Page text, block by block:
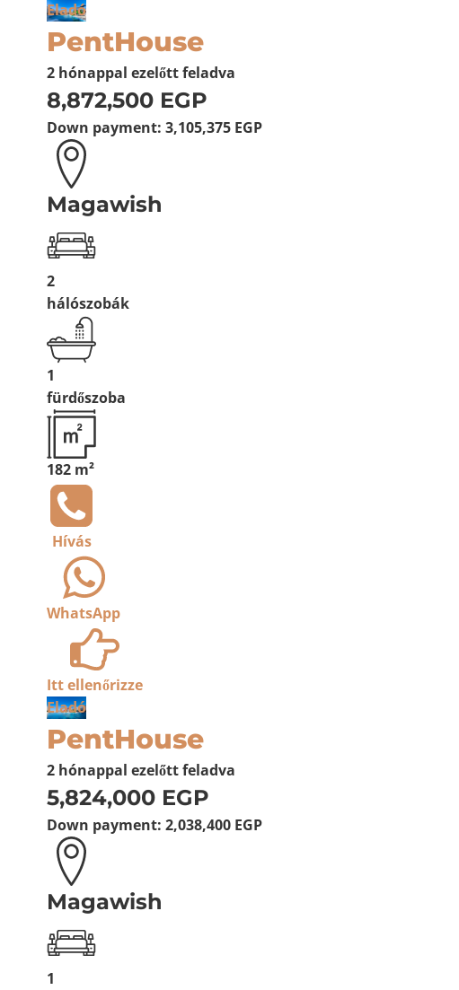
Eladó
PentHouse
2 hónappal ezelőttfeladva
8,872,500 EGP
Down payment: 3,105,375 EGP
Magawish
2
hálószobák
1
fürdőszoba
182 m²
Hívás
WhatsApp
Itt ellenőrizze
Eladó
PentHouse
2 hónappal ezelőttfeladva
5,824,000 EGP
Down payment: 2,038,400 EGP
Magawish
1